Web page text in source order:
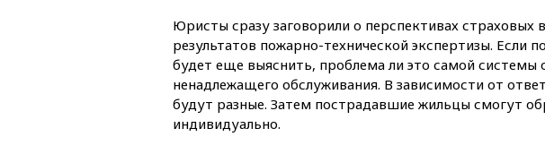
Юристы сразу заговорили о перспективах
результатов пожарно-технической экспертизы. Если
будет еще выяснить, проблема ли это самой системы
ненадлежащего обслуживания. В зависимости от
будут разные. Затем пострадавшие жильцы смогут
индивидуально.